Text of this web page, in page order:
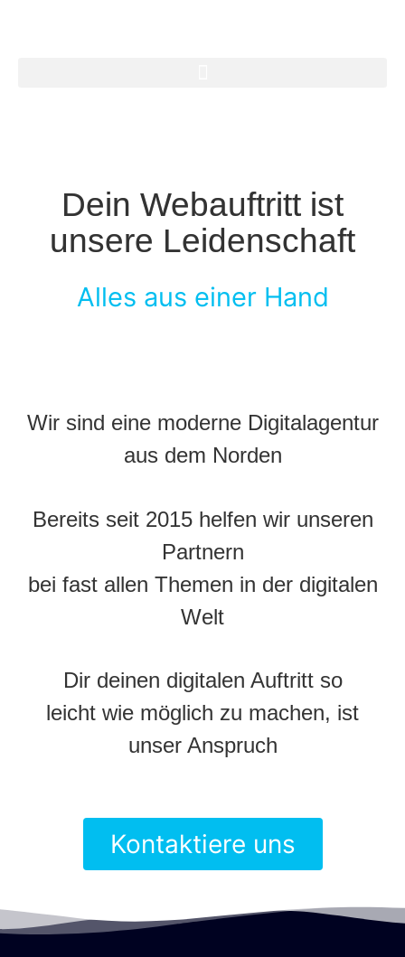
Dein Webauftritt ist
unsere Leidenschaft
Alles aus einer Hand
Wir sind eine moderne Digitalagentur
aus dem Norden
Bereits seit 2015 helfen wir unseren
Partnern
bei fast allen Themen in der digitalen
Welt
Dir deinen digitalen Auftritt so
leicht wie möglich zu machen, ist
unser Anspruch
Kontaktiere uns